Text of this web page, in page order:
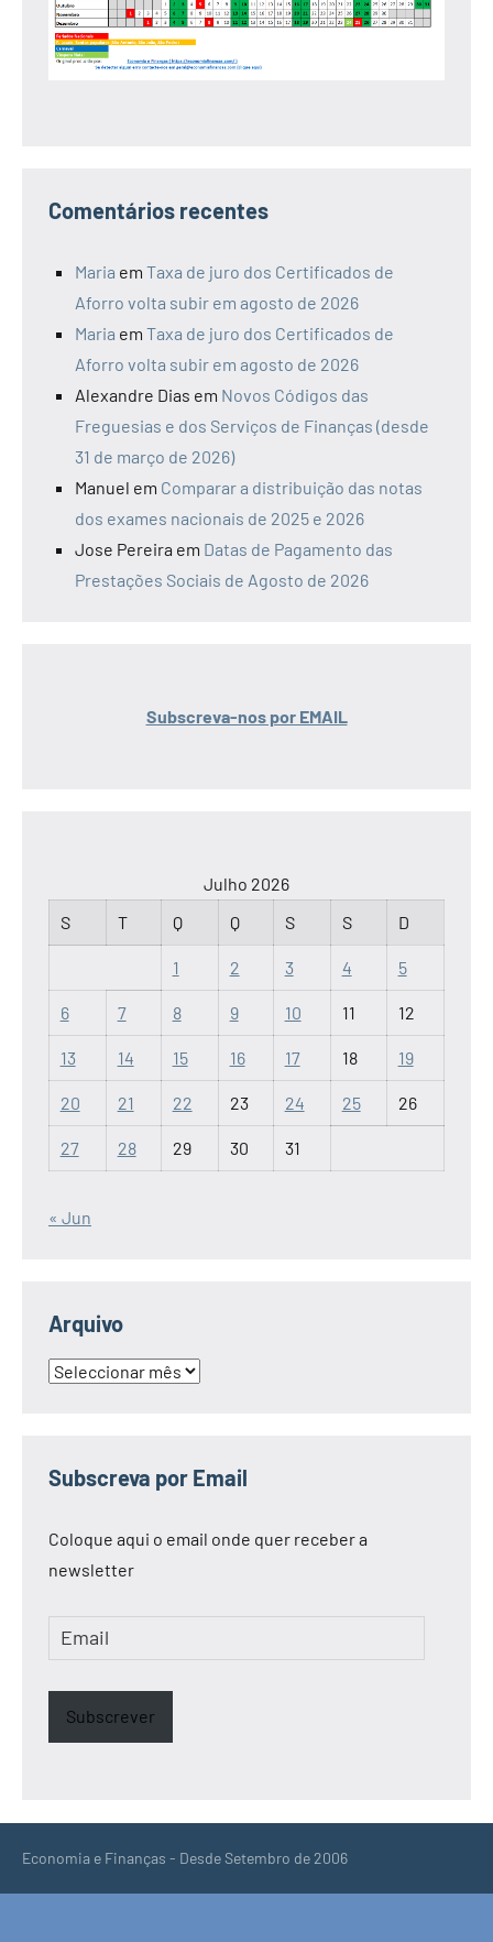
Comentários recentes
Maria em Taxa de juro dos Certificados de
Aforro volta subir em agosto de 2026
Maria em Taxa de juro dos Certificados de
Aforro volta subir em agosto de 2026
Alexandre Dias em Novos Códigos das
Freguesias e dos Serviços de Finanças (desde
31 de março de 2026)
Manuel em Comparar a distribuição das notas
dos exames nacionais de 2025 e 2026
Jose Pereira em Datas de Pagamento das
Prestações Sociais de Agosto de 2026
Subscreva-nos por EMAIL
Julho 2026
S
T Q Q S S D
1 2 3 4 5
6 7 8 9 10 11 12
13 14 15 16 17 18 19
20 21 22 23 24 25 26
27 28 29 30 31
« Jun
Arquivo
Arquivo
Subscreva por Email
Coloque aqui o email onde quer receber a
newsletter
Email
Subscrever
Economia e Finanças - Desde Setembro de 2006